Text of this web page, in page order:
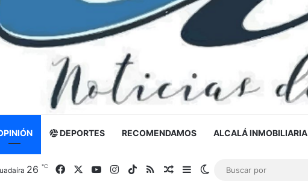
DEPORTES RECOMENDAMOS ALCALÁ INMOBILIARIA
26 ℃ FacebookYouTubeInstagram
TikTokRSSNoticia al azar
Barra lateral
Switch skin